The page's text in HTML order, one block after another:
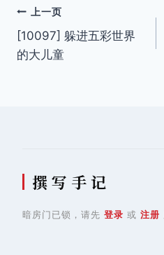
文
章
上一页
[10097] 躲进五彩世界
的大儿童
撰 写 手 记
暗房门已锁，请先 登录 或 注册